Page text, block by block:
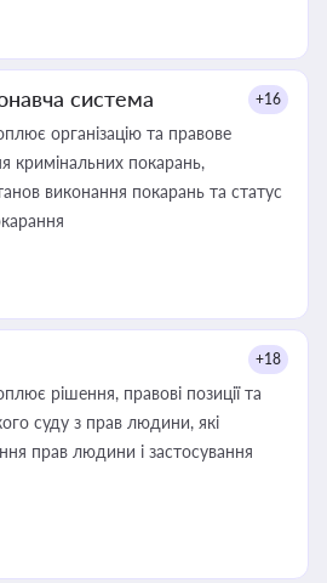
система +16
організацію та правове
кримінальних покарань,
виконання покарань та статус
+18
рішення, правові позиції та
суду з прав людини, які
прав людини і застосування